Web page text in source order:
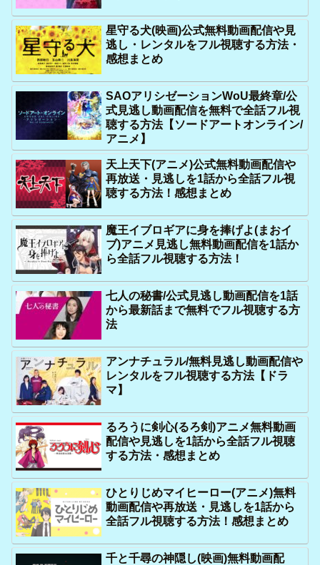
星守る犬(映画)公式無料動画配信や見
逃し・レンタルをフル視聴する方法・
感想まとめ
SAOアリシゼーションWoU最終章/公
式見逃し動画配信を無料で全話フル視
聴する方法【ソードアートオンライン/
アニメ】
天上天下(アニメ)公式無料動画配信や
再放送・見逃しを1話から全話フル視
聴する方法！感想まとめ
魔王イブロギアに身を捧げよ(まおイ
ブ)アニメ見逃し無料動画配信を1話か
ら全話フル視聴する方法！
七人の秘書/公式見逃し動画配信を1話
から最新話まで無料でフル視聴する方
法
アンナチュラル/無料見逃し動画配信や
レンタルをフル視聴する方法【ドラ
マ】
るろうに剣心(るろ剣)アニメ無料動画
配信や見逃しを1話から全話フル視聴
する方法・感想まとめ
ひとりじめマイヒーロー(アニメ)無料
動画配信や再放送・見逃しを1話から
全話フル視聴する方法！感想まとめ
千と千尋の神隠し(映画)無料動画配